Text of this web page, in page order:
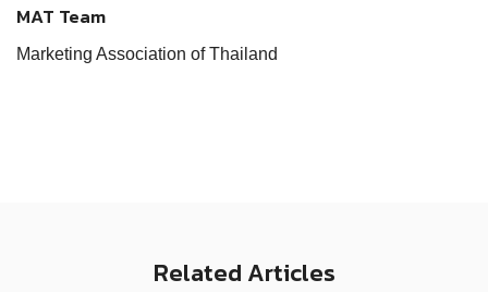
MAT Team
Marketing Association of Thailand
Related Articles